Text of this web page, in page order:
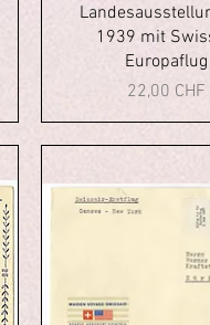
Vista rapida
1939 mit
Europaflug
Prezzo
22,00 CHF